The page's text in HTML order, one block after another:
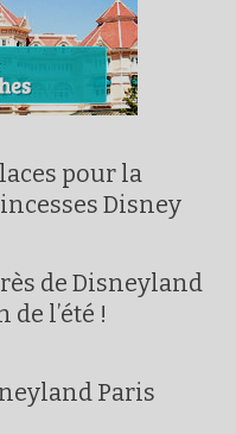
pour la
Disney
de Disneyland
de l’été !
Paris